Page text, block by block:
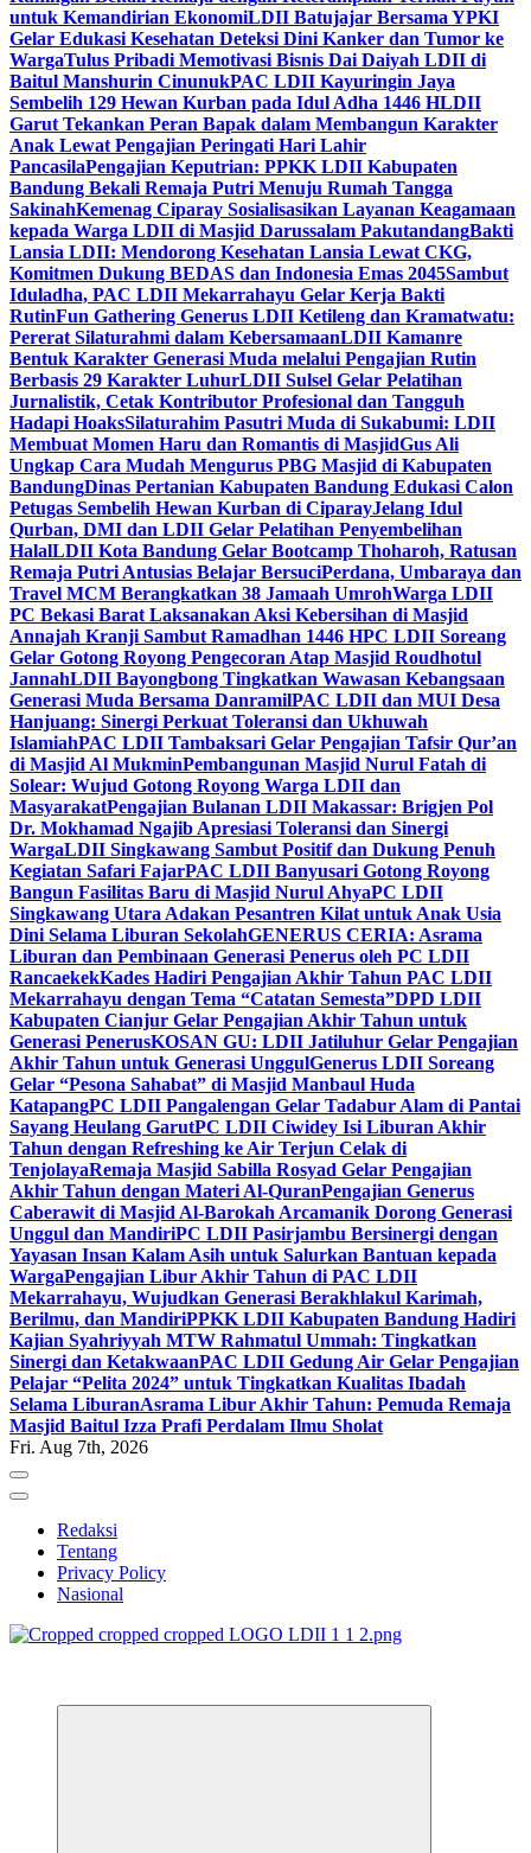
untuk Kemandirian EkonomiLDII Batujajar Bersama YPKI
Gelar Edukasi Kesehatan Deteksi Dini Kanker dan Tumor ke
WargaTulus Pribadi Memotivasi Bisnis Dai Daiyah LDII di
Baitul Manshurin CinunukPAC LDII Kayuringin Jaya
Sembelih 129 Hewan Kurban pada Idul Adha 1446 HLDII
Garut Tekankan Peran Bapak dalam Membangun Karakter
Anak Lewat Pengajian Peringati Hari Lahir
PancasilaPengajian Keputrian: PPKK LDII Kabupaten
Bandung Bekali Remaja Putri Menuju Rumah Tangga
SakinahKemenag Ciparay Sosialisasikan Layanan Keagamaan
kepada Warga LDII di Masjid Darussalam PakutandangBakti
Lansia LDII: Mendorong Kesehatan Lansia Lewat CKG,
Komitmen Dukung BEDAS dan Indonesia Emas 2045Sambut
Iduladha, PAC LDII Mekarrahayu Gelar Kerja Bakti
RutinFun Gathering Generus LDII Ketileng dan Kramatwatu:
Pererat Silaturahmi dalam KebersamaanLDII Kamanre
Bentuk Karakter Generasi Muda melalui Pengajian Rutin
Berbasis 29 Karakter LuhurLDII Sulsel Gelar Pelatihan
Jurnalistik, Cetak Kontributor Profesional dan Tangguh
Hadapi HoaksSilaturahim Pasutri Muda di Sukabumi: LDII
Membuat Momen Haru dan Romantis di MasjidGus Ali
Ungkap Cara Mudah Mengurus PBG Masjid di Kabupaten
BandungDinas Pertanian Kabupaten Bandung Edukasi Calon
Petugas Sembelih Hewan Kurban di CiparayJelang Idul
Qurban, DMI dan LDII Gelar Pelatihan Penyembelihan
HalalLDII Kota Bandung Gelar Bootcamp Thoharoh, Ratusan
Remaja Putri Antusias Belajar BersuciPerdana, Umbaraya dan
Travel MCM Berangkatkan 38 Jamaah UmrohWarga LDII
PC Bekasi Barat Laksanakan Aksi Kebersihan di Masjid
Annajah Kranji Sambut Ramadhan 1446 HPC LDII Soreang
Gelar Gotong Royong Pengecoran Atap Masjid Roudhotul
JannahLDII Bayongbong Tingkatkan Wawasan Kebangsaan
Generasi Muda Bersama DanramilPAC LDII dan MUI Desa
Hanjuang: Sinergi Perkuat Toleransi dan Ukhuwah
IslamiahPAC LDII Tambaksari Gelar Pengajian Tafsir Qur’an
di Masjid Al MukminPembangunan Masjid Nurul Fatah di
Solear: Wujud Gotong Royong Warga LDII dan
MasyarakatPengajian Bulanan LDII Makassar: Brigjen Pol
Dr. Mokhamad Ngajib Apresiasi Toleransi dan Sinergi
WargaLDII Singkawang Sambut Positif dan Dukung Penuh
Kegiatan Safari FajarPAC LDII Banyusari Gotong Royong
Bangun Fasilitas Baru di Masjid Nurul AhyaPC LDII
Singkawang Utara Adakan Pesantren Kilat untuk Anak Usia
Dini Selama Liburan SekolahGENERUS CERIA: Asrama
Liburan dan Pembinaan Generasi Penerus oleh PC LDII
RancaekekKades Hadiri Pengajian Akhir Tahun PAC LDII
Mekarrahayu dengan Tema “Catatan Semesta”DPD LDII
Kabupaten Cianjur Gelar Pengajian Akhir Tahun untuk
Generasi PenerusKOSAN GU: LDII Jatiluhur Gelar Pengajian
Akhir Tahun untuk Generasi UnggulGenerus LDII Soreang
Gelar “Pesona Sahabat” di Masjid Manbaul Huda
KatapangPC LDII Pangalengan Gelar Tadabur Alam di Pantai
Sayang Heulang GarutPC LDII Ciwidey Isi Liburan Akhir
Tahun dengan Refreshing ke Air Terjun Celak di
TenjolayaRemaja Masjid Sabilla Rosyad Gelar Pengajian
Akhir Tahun dengan Materi Al-QuranPengajian Generus
Caberawit di Masjid Al-Barokah Arcamanik Dorong Generasi
Unggul dan MandiriPC LDII Pasirjambu Bersinergi dengan
Yayasan Insan Kalam Asih untuk Salurkan Bantuan kepada
WargaPengajian Libur Akhir Tahun di PAC LDII
Mekarrahayu, Wujudkan Generasi Berakhlakul Karimah,
Berilmu, dan MandiriPPKK LDII Kabupaten Bandung Hadiri
Kajian Syahriyyah MTW Rahmatul Ummah: Tingkatkan
Sinergi dan KetakwaanPAC LDII Gedung Air Gelar Pengajian
Pelajar “Pelita 2024” untuk Tingkatkan Kualitas Ibadah
Selama LiburanAsrama Libur Akhir Tahun: Pemuda Remaja
Masjid Baitul Izza Prafi Perdalam Ilmu Sholat
Fri. Aug 7th, 2026
Redaksi
Tentang
Privacy Policy
Nasional